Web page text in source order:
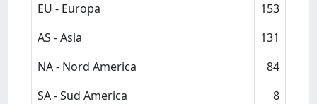
EU - Europa
153
AS - Asia
131
NA - Nord America
84
SA - Sud America
8